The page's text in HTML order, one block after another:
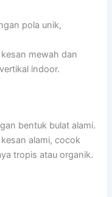
pola unik,
mewah dan
indoor.
bentuk bulat alami.
alami, cocok
tropis atau organik.